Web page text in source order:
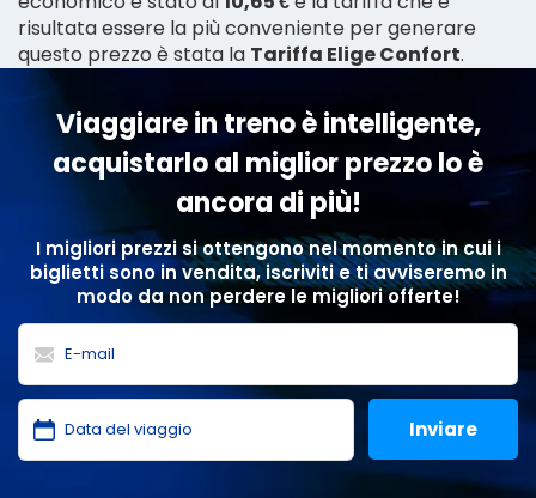
risultata essere la più conveniente per generare
questo prezzo è stata la Tariffa Elige Confort.
Viaggiare in treno è intelligente,
acquistarlo al miglior prezzo lo è
ancora di più!
I migliori prezzi si ottengono nel momento in cui i
biglietti sono in vendita, iscriviti e ti avviseremo in
modo da non perdere le migliori offerte!